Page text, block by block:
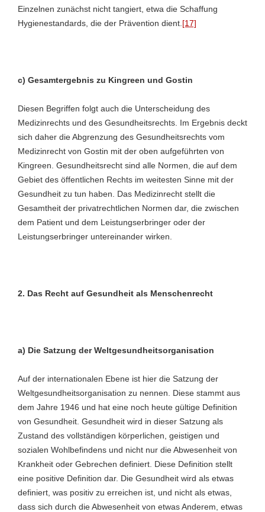
Einzelnen zunächst nicht tangiert, etwa die Schaffung
Hygienestandards, die der Prävention dient. [17]
c) Gesamtergebnis zu Kingreen und Gostin
Diesen Begriffen folgt auch die Unterscheidung des
Medizinrechts und des Gesundheitsrechts. Im Ergebnis deckt
sich daher die Abgrenzung des Gesundheitsrechts vom
Medizinrecht von Gostin mit der oben aufgeführten von
Kingreen. Gesundheitsrecht sind alle Normen, die auf dem
Gebiet des öffentlichen Rechts im weitesten Sinne mit der
Gesundheit zu tun haben. Das Medizinrecht stellt die
Gesamtheit der privatrechtlichen Normen dar, die zwischen
dem Patient und dem Leistungserbringer oder der
Leistungserbringer untereinander wirken.
2. Das Recht auf Gesundheit als Menschenrecht
a) Die Satzung der Weltgesundheitsorganisation
Auf der internationalen Ebene ist hier die Satzung der
Weltgesundheitsorganisation zu nennen. Diese stammt aus
dem Jahre 1946 und hat eine noch heute gültige Definition
von Gesundheit. Gesundheit wird in dieser Satzung als
Zustand des vollständigen körperlichen, geistigen und
sozialen Wohlbefindens und nicht nur die Abwesenheit von
Krankheit oder Gebrechen definiert. Diese Definition stellt
eine positive Definition dar. Die Gesundheit wird als etwas
definiert, was positiv zu erreichen ist, und nicht als etwas,
dass sich durch die Abwesenheit von etwas Anderem, etwas